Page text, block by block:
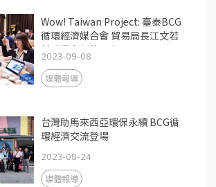
Wow! Taiwan Project: 臺泰BCG
循環經濟媒合會 貿易局長江文若
鼓勵業者接軌國際
2023-09-08
媒體報導
台灣助馬來西亞環保永續 BCG循
環經濟交流登場
2023-08-24
媒體報導